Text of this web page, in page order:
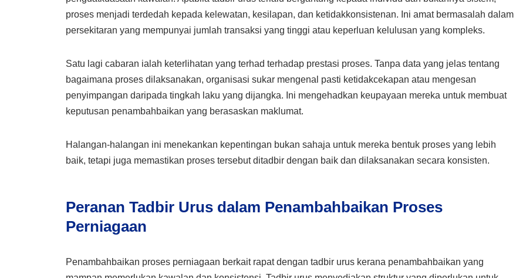
proses menjadi terdedah kepada kelewatan, kesilapan, dan ketidakkonsistenan. Ini amat bermasalah dalam
persekitaran yang mempunyai jumlah transaksi yang tinggi atau keperluan kelulusan yang kompleks.
Satu lagi cabaran ialah keterlihatan yang terhad terhadap prestasi proses. Tanpa data yang jelas tentang
bagaimana proses dilaksanakan, organisasi sukar mengenal pasti ketidakcekapan atau mengesan
penyimpangan daripada tingkah laku yang dijangka. Ini mengehadkan keupayaan mereka untuk membuat
keputusan penambahbaikan yang berasaskan maklumat.
Halangan-halangan ini menekankan kepentingan bukan sahaja untuk mereka bentuk proses yang lebih
baik, tetapi juga memastikan proses tersebut ditadbir dengan baik dan dilaksanakan secara konsisten.
Peranan Tadbir Urus dalam Penambahbaikan Proses
Perniagaan
Penambahbaikan proses perniagaan berkait rapat dengan tadbir urus kerana penambahbaikan yang